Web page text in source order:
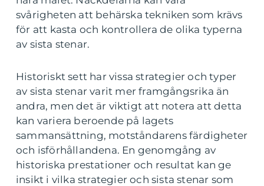
svårigheten att behärska tekniken som krävs
för att kasta och kontrollera de olika typerna
av sista stenar.
Historiskt sett har vissa strategier och typer
av sista stenar varit mer framgångsrika än
andra, men det är viktigt att notera att detta
kan variera beroende på lagets
sammansättning, motståndarens färdigheter
och isförhållandena. En genomgång av
historiska prestationer och resultat kan ge
insikt i vilka strategier och sista stenar som